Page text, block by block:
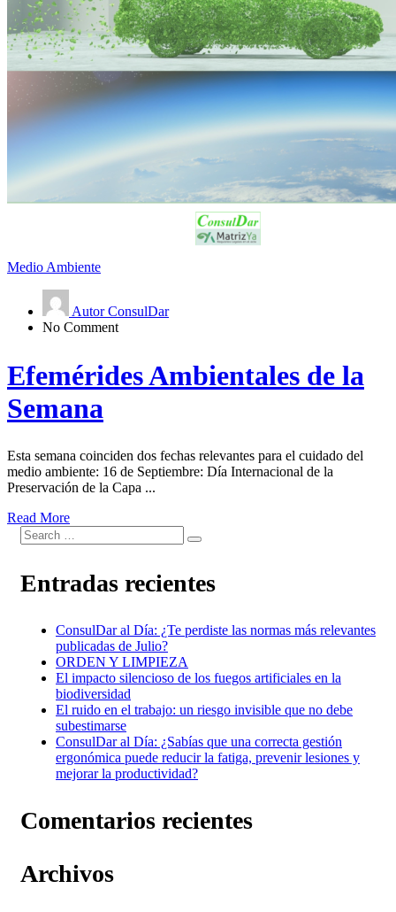
Medio Ambiente
Autor ConsulDar
No Comment
Efemérides Ambientales de la
Semana
Esta semana coinciden dos fechas relevantes para el cuidado del
medio ambiente: 16 de Septiembre: Día Internacional de la
Preservación de la Capa ...
Read More
Entradas recientes
ConsulDar al Día: ¿Te perdiste las normas más relevantes
publicadas de Julio?
ORDEN Y LIMPIEZA
El impacto silencioso de los fuegos artificiales en la
biodiversidad
El ruido en el trabajo: un riesgo invisible que no debe
subestimarse
ConsulDar al Día: ¿Sabías que una correcta gestión
ergonómica puede reducir la fatiga, prevenir lesiones y
mejorar la productividad?
Comentarios recientes
Archivos